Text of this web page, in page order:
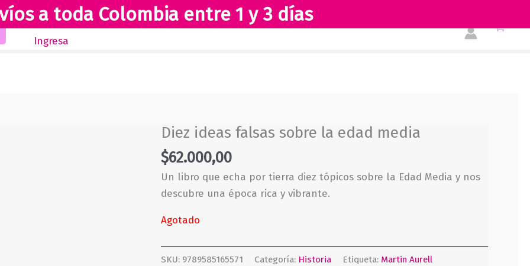
a toda Colombia entre 1 y 3 días
Inicio Novedades Revista Club Lectores Tienda
Ingresa
Diez ideas falsas sobre la edad media
$62.000,00
Un libro que echa por tierra diez tópicos sobre la Edad Media y nos
descubre una época rica y vibrante.
Agotado
SKU: 9789585165571 Categoría: Historia Etiqueta: Martin Aurell